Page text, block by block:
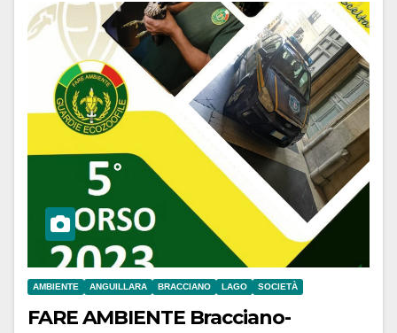
AMBIENTE ANGUILLARA BRACCIANO LAGO SOCIETÀ
FARE AMBIENTE Bracciano-